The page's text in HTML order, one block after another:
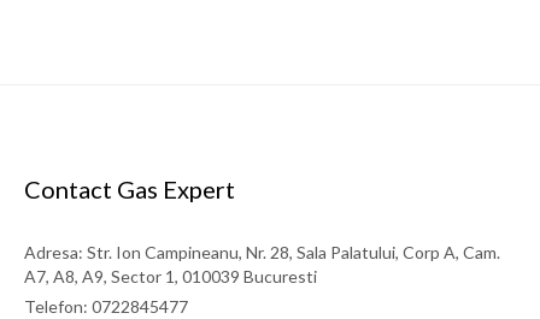
Contact Gas Expert
Adresa: Str. Ion Campineanu, Nr. 28, Sala Palatului, Corp A, Cam.
A7, A8, A9, Sector 1, 010039 Bucuresti
Telefon: 0722845477